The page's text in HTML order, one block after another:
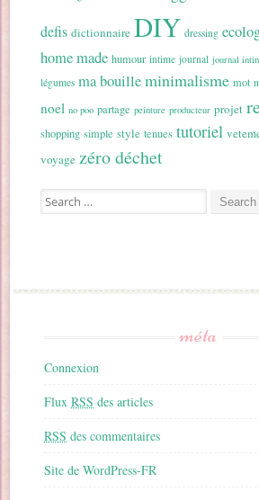
defis dictionnaire DIY dressing
home made humour intime journal journal
légumes ma bouilleminimalisme mot
noel no poo partage peinture producteur projet
shopping simple style tenues tutoriel
voyage zéro déchet
Search for:
méta
Connexion
FluxRSS des articles
RSS des commentaires
Site de WordPress-FR